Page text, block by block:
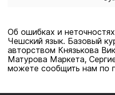
Об ошибках и
Чешский язык. Базовый
авторством Князькова
Матурова Маркета,
можете сообщить нам по